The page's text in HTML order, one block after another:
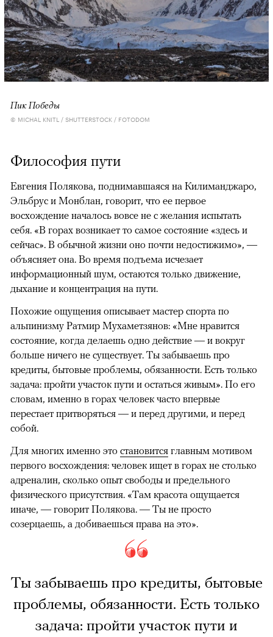
Пик Победы
© MICHAL KNITL / SHUTTERSTOCK / FOTODOM
Философия пути
Евгения Полякова, поднимавшаяся на Килиманджаро,
Эльбрус и Монблан, говорит, что ее первое
восхождение началось вовсе не с желания испытать
себя. «В горах возникает то самое состояние «здесь и
сейчас». В обычной жизни оно почти недостижимо», —
объясняет она. Во время подъема исчезает
информационный шум, остаются только движение,
дыхание и концентрация на пути.
Похожие ощущения описывает мастер спорта по
альпинизму Ратмир Мухаметзянов: «Мне нравится
состояние, когда делаешь одно действие — и вокруг
больше ничего не существует. Ты забываешь про
кредиты, бытовые проблемы, обязанности. Есть только
задача: пройти участок пути и остаться живым». По его
словам, именно в горах человек часто впервые
перестает притворяться — и перед другими, и перед
собой.
Для многих именно это становится главным мотивом
первого восхождения: человек ищет в горах не столько
адреналин, сколько опыт свободы и предельного
физического присутствия. «Там красота ощущается
иначе, — говорит Полякова. — Ты не просто
созерцаешь, а добиваешься права на это».
Ты забываешь про кредиты, бытовые
проблемы, обязанности. Есть только
задача: пройти участок пути и